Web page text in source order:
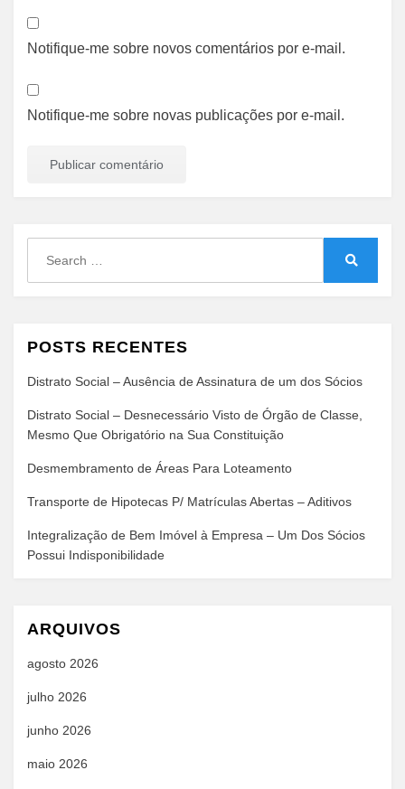
Notifique-me sobre novos comentários por e-mail.
Notifique-me sobre novas publicações por e-mail.
POSTS RECENTES
Distrato Social – Ausência de Assinatura de um dos Sócios
Distrato Social – Desnecessário Visto de Órgão de Classe,
Mesmo Que Obrigatório na Sua Constituição
Desmembramento de Áreas Para Loteamento
Transporte de Hipotecas P/ Matrículas Abertas – Aditivos
Integralização de Bem Imóvel à Empresa – Um Dos Sócios
Possui Indisponibilidade
ARQUIVOS
agosto 2026
julho 2026
junho 2026
maio 2026